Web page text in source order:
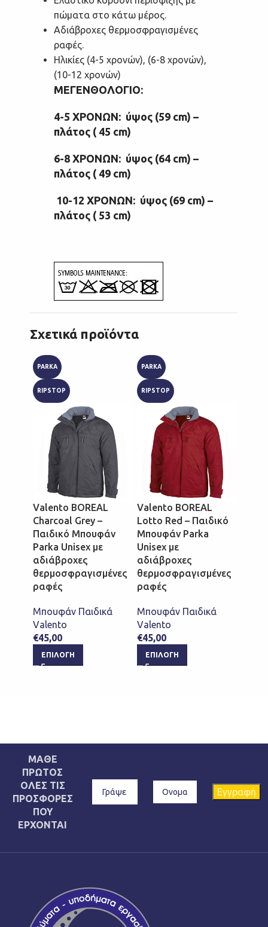
πώματα στο κάτω μέρος.
Αδιάβροχες θερμοσφραγισμένες
ραφές.
Ηλικίες (4-5 χρονών), (6-8 χρονών),
(10-12 χρονών)
ΜΕΓΕΝΘΟΛΟΓΙΟ:
4-5 ΧΡΟΝΩΝ: ύψος (59 cm) –
πλάτος ( 45 cm)
6-8 ΧΡΟΝΩΝ: ύψος (64 cm) –
πλάτος ( 49 cm)
10-12 ΧΡΟΝΩΝ: ύψος (69 cm) –
πλάτος ( 53 cm)
Σχετικά προϊόντα
PARKA
RIPSTOP
Valento BOREAL
Charcoal Grey –
Παιδικό Μπουφάν
Parka Unisex με
αδιάβροχες
θερμοσφραγισμένες
ραφές
Μπουφάν Παιδικά
Valento
€45,00
ΕΠΙΛΟΓΉ
PARKA
RIPSTOP
Valento BOREAL
Lotto Red – Παιδικό
Μπουφάν Parka
Unisex με
αδιάβροχες
θερμοσφραγισμένες
ραφές
Μπουφάν Παιδικά
Valento
€45,00
ΕΠΙΛΟΓΉ
ΜΑΘΕ
ΠΡΩΤΟΣ
ΟΛΕΣ ΤΙΣ
ΠΡΟΣΦΟΡΕΣ
ΠΟΥ
ΕΡΧΟΝΤΑΙ